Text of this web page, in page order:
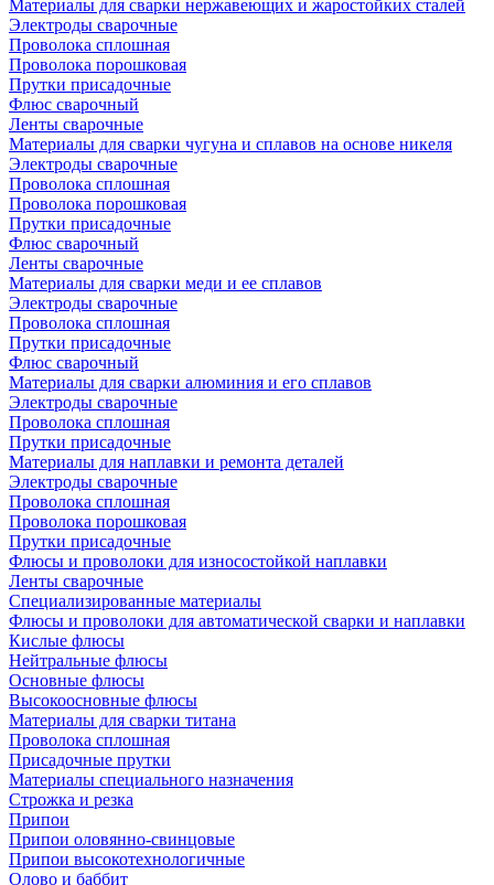
Материалы для сварки нержавеющих и жаростойких сталей
Электроды сварочные
Проволока сплошная
Проволока порошковая
Прутки присадочные
Флюс сварочный
Ленты сварочные
Материалы для сварки чугуна и сплавов на основе никеля
Электроды сварочные
Проволока сплошная
Проволока порошковая
Прутки присадочные
Флюс сварочный
Ленты сварочные
Материалы для сварки меди и ее сплавов
Электроды сварочные
Проволока сплошная
Прутки присадочные
Флюс сварочный
Материалы для сварки алюминия и его сплавов
Электроды сварочные
Проволока сплошная
Прутки присадочные
Материалы для наплавки и ремонта деталей
Электроды сварочные
Проволока сплошная
Проволока порошковая
Прутки присадочные
Флюсы и проволоки для износостойкой наплавки
Ленты сварочные
Специализированные материалы
Флюсы и проволоки для автоматической сварки и наплавки
Кислые флюсы
Нейтральные флюсы
Основные флюсы
Высокоосновные флюсы
Материалы для сварки титана
Проволока сплошная
Присадочные прутки
Материалы специального назначения
Строжка и резка
Припои
Припои оловянно-свинцовые
Припои высокотехнологичные
Олово и баббит